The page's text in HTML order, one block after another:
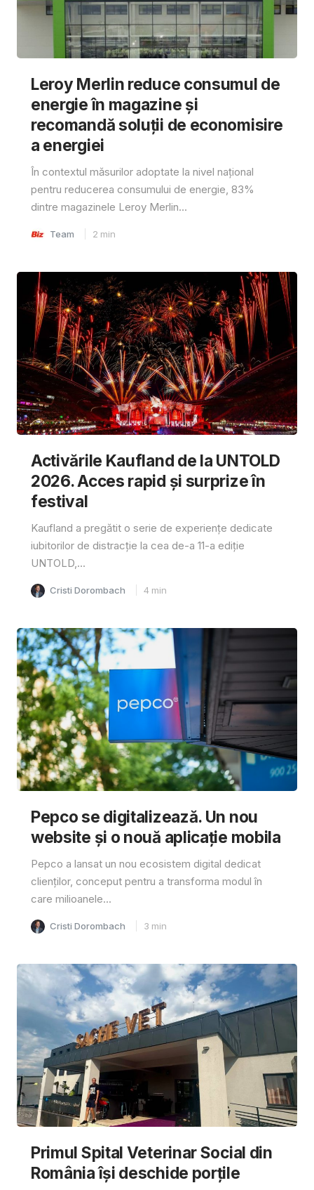
Leroy Merlin reduce consumul de
energie în magazine și
recomandă soluții de economisire
a energiei
În contextul măsurilor adoptate la nivel național
pentru reducerea consumului de energie, 83%
dintre magazinele Leroy Merlin...
Team 2 min
Activările Kaufland de la UNTOLD
2026. Acces rapid și surprize în
festival
Kaufland a pregătit o serie de experiențe dedicate
iubitorilor de distracție la cea de-a 11-a ediție
UNTOLD,...
Cristi Dorombach 4 min
Pepco se digitalizează. Un nou
website și o nouă aplicație mobila
Pepco a lansat un nou ecosistem digital dedicat
clienților, conceput pentru a transforma modul în
care milioanele...
Cristi Dorombach 3 min
Primul Spital Veterinar Social din
România își deschide porțile